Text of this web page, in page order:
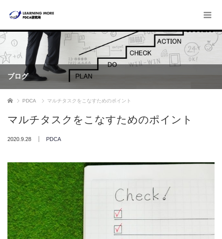
ブログ
ホーム PDCA マルチタスクをこなすためのポイント
マルチタスクをこなすためのポイント
2020.9.28 PDCA